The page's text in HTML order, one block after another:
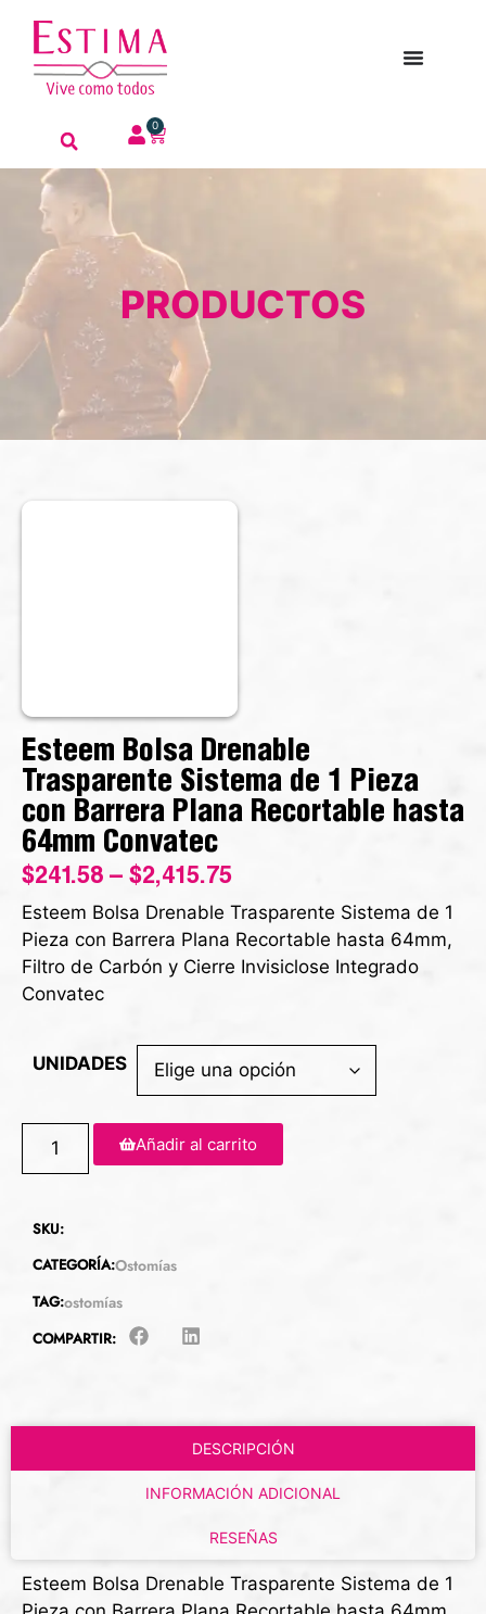
0
PRODUCTOS
Esteem Bolsa Drenable
Trasparente Sistema de 1 Pieza
con Barrera Plana Recortable hasta
64mm Convatec
$241.58 – $2,415.75
Esteem Bolsa Drenable Trasparente Sistema de 1
Pieza con Barrera Plana Recortable hasta 64mm,
Filtro de Carbón y Cierre Invisiclose Integrado
Convatec
UNIDADES
Añadir al carrito
SKU:
CATEGORÍA:Ostomías
TAG:ostomías
COMPARTIR:
DESCRIPCIÓN
INFORMACIÓN ADICIONAL
RESEÑAS
Esteem Bolsa Drenable Trasparente Sistema de 1